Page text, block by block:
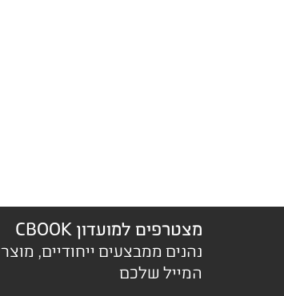
מצטרפים למועדון CBOOK
נהנים ממבצעים ייחודיים,
המייל שלכם